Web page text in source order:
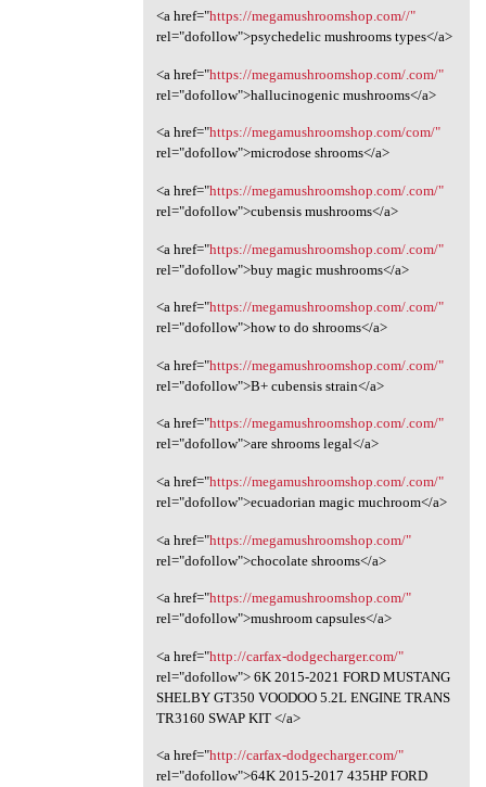
<a href="https://megamushroomshop.com//"
rel="dofollow">psychedelic mushrooms types</a>
<a href="https://megamushroomshop.com/.com/"
rel="dofollow">hallucinogenic mushrooms</a>
<a href="https://megamushroomshop.com/com/"
rel="dofollow">microdose shrooms</a>
<a href="https://megamushroomshop.com/.com/"
rel="dofollow">cubensis mushrooms</a>
<a href="https://megamushroomshop.com/.com/"
rel="dofollow">buy magic mushrooms</a>
<a href="https://megamushroomshop.com/.com/"
rel="dofollow">how to do shrooms</a>
<a href="https://megamushroomshop.com/.com/"
rel="dofollow">B+ cubensis strain</a>
<a href="https://megamushroomshop.com/.com/"
rel="dofollow">are shrooms legal</a>
<a href="https://megamushroomshop.com/.com/"
rel="dofollow">ecuadorian magic muchroom</a>
<a href="https://megamushroomshop.com/"
rel="dofollow">chocolate shrooms</a>
<a href="https://megamushroomshop.com/"
rel="dofollow">mushroom capsules</a>
<a href="http://carfax-dodgecharger.com/"
rel="dofollow"> 6K 2015-2021 FORD MUSTANG
SHELBY GT350 VOODOO 5.2L ENGINE TRANS
TR3160 SWAP KIT </a>
<a href="http://carfax-dodgecharger.com/"
rel="dofollow">64K 2015-2017 435HP FORD